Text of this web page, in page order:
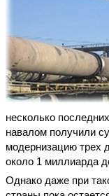
несколько
навалом получили
модернизацию трех
около 1 миллиарда
Однако даже при